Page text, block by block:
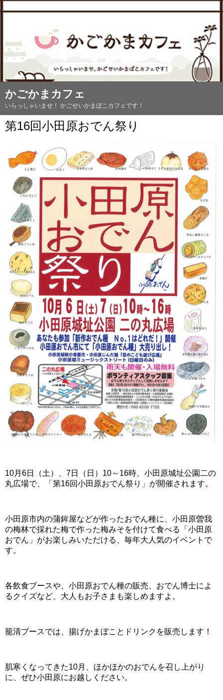
かごかまカフェ
いらっしゃいませ！ かごせいかまぼこカフェです！
第16回小田原おでん祭り
10月6日（土）、7日（日）10～16時、小田原城址公園二の
丸広場で、「第16回小田原おでん祭り」が開催されます。
小田原市内の蒲鉾屋などが作ったおでん種に、小田原曽我
の梅林で採れた梅で作った梅みそを付けて食べる「小田原
おでん」がお楽しみいただける、毎年大人気のイベントで
す。
各飲食ブースや、小田原おでん種の販売、おでん博士によ
るクイズなど、大人もお子さまも楽しめますよ。
籠清ブースでは、揚げかまぼことドリンクを販売します！
肌寒くなってきた10月、ほかほかのおでんを召し上がり
に、ぜひ小田原にお越しください。